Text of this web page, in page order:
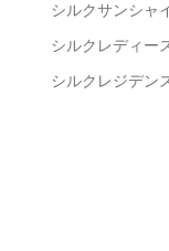
シルクサンシャ
シルクレディー
シルクレジデン